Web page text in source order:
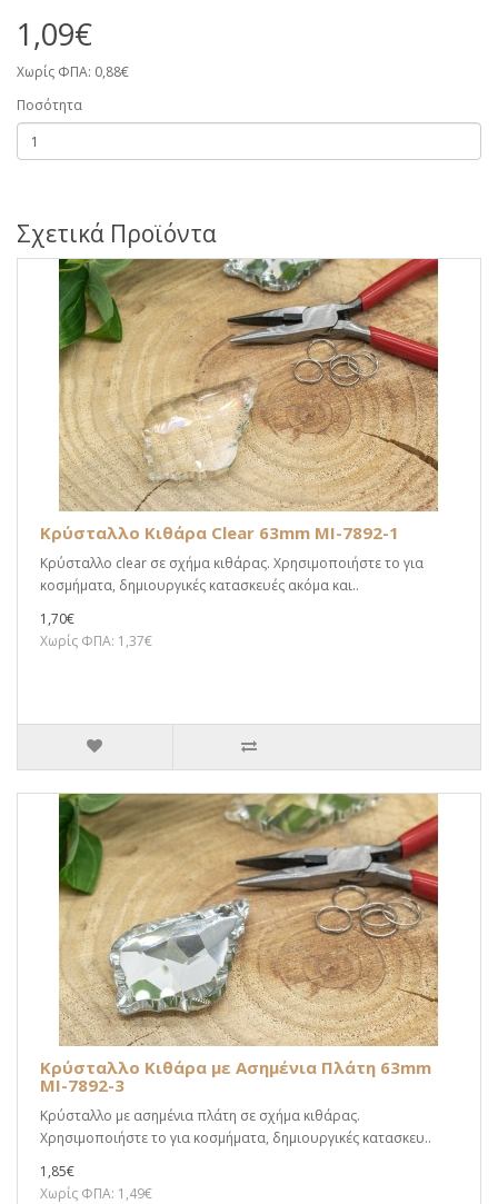
1,09€
Χωρίς ΦΠΑ: 0,88€
Ποσότητα
Σχετικά Προϊόντα
Κρύσταλλο Κιθάρα Clear 63mm MI-7892-1
Κρύσταλλο clear σε σχήμα κιθάρας. Χρησιμοποιήστε το για
κοσμήματα, δημιουργικές κατασκευές ακόμα και..
1,70€
Χωρίς ΦΠΑ: 1,37€
Κρύσταλλο Κιθάρα με Ασημένια Πλάτη 63mm
MI-7892-3
Κρύσταλλο με ασημένια πλάτη σε σχήμα κιθάρας.
Χρησιμοποιήστε το για κοσμήματα, δημιουργικές κατασκευ..
1,85€
Χωρίς ΦΠΑ: 1,49€